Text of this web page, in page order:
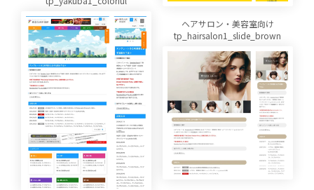
ヘアサロン・美容室向け
tp_hairsalon1_slide_brown